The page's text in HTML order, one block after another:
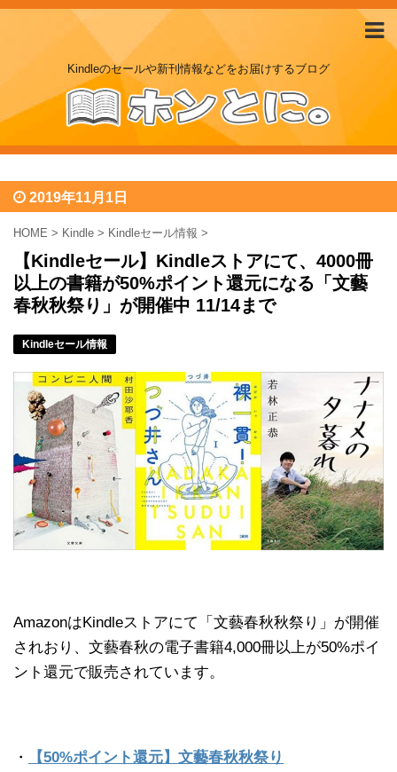
Kindleのセールや新刊情報などをお届けするブログ
2019年11月1日
HOME > Kindle > Kindleセール情報 >
【Kindleセール】Kindleストアにて、4000冊
以上の書籍が50%ポイント還元になる「文藝
春秋秋祭り」が開催中 11/14まで
Kindleセール情報
AmazonはKindleストアにて「文藝春秋秋祭り」が開催
されおり、文藝春秋の電子書籍4,000冊以上が50%ポイ
ント還元で販売されています。
・ 【50%ポイント還元】文藝春秋秋祭り